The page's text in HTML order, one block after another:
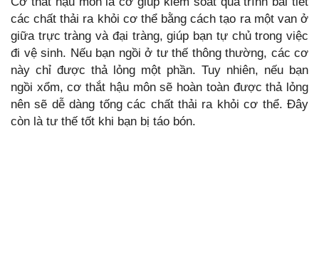
các chất thải ra khỏi cơ thể bằng cách tạo ra một van ở
giữa trực tràng và đại tràng, giúp bạn tự chủ trong việc
đi vệ sinh. Nếu bạn ngồi ở tư thế thông thường, các cơ
này chỉ được thả lỏng một phần. Tuy nhiên, nếu bạn
ngồi xổm, cơ thắt hậu môn sẽ hoàn toàn được thả lỏng
nên sẽ dễ dàng tống các chất thải ra khỏi cơ thể. Đây
còn là tư thế tốt khi bạn bị táo bón.